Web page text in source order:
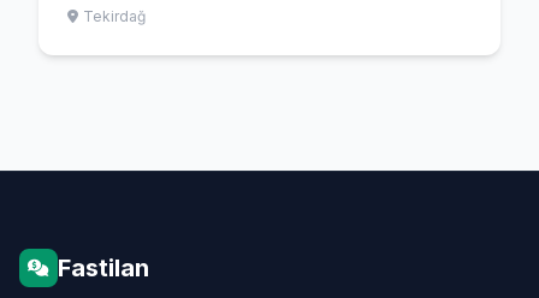
Arkadaşı İlanı
Tekirdağ
Fastilan